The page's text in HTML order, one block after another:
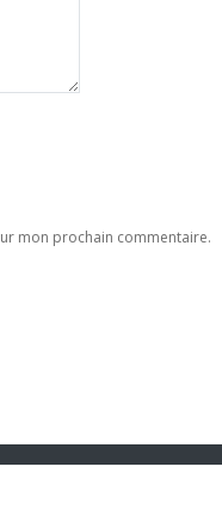
mon prochain commentaire.